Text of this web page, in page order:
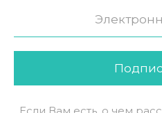
Если Вам есть, о чем